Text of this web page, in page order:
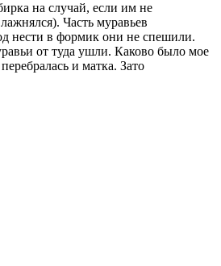
на случай, если им не
Часть муравьев
нести в формик они не спешили.
от туда ушли. Каково было мое
и матка. Зато